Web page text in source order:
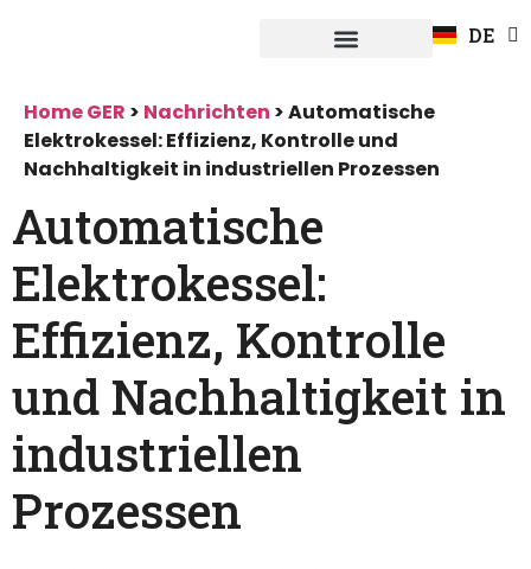
DE
FR
Home GER > Nachrichten >Automatische
Elektrokessel: Effizienz, Kontrolle und
Nachhaltigkeit in industriellen Prozessen
Automatische
Elektrokessel:
Effizienz, Kontrolle
und Nachhaltigkeit in
industriellen
Prozessen